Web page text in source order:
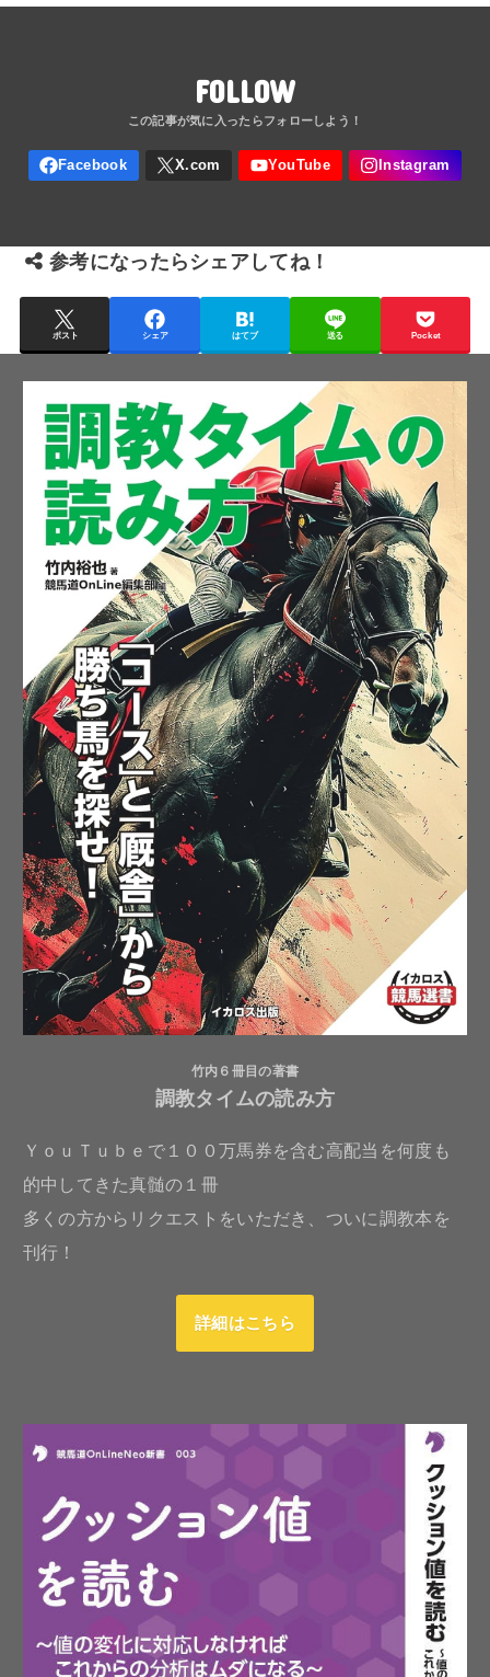
FOLLOW
参考になったらシェアしてね！
ポスト シェア はてブ 送る Pocket
竹内６冊目の著書
調教タイムの読み方
ＹｏｕＴｕｂｅで１００万馬券を含む高配当を何度も
的中してきた真髄の１冊
多くの方からリクエストをいただき、ついに調教本を
刊行！
詳細はこちら